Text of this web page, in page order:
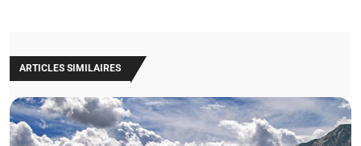
ARTICLES SIMILAIRES